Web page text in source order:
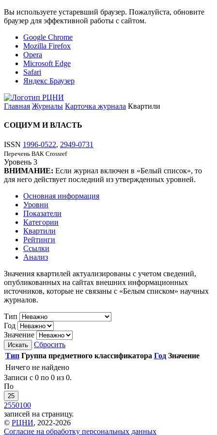
Вы используете устаревший браузер. Пожалуйста, обновите
браузер для эффективной работы с сайтом.
Google Chrome
Mozilla Firefox
Opera
Microsoft Edge
Safari
Яндекс Браузер
Главная Журналы Карточка журнала Квартили
СОЦИУМ И ВЛАСТЬ
ISSN 1996-0522, 2949-0731
Перечень ВАК Crossref
Уровень 3
ВНИМАНИЕ: Если журнал включен в «Белый список», то
для него действует последний из утвержденных уровней.
Основная информация
Уровни
Показатели
Категории
Квартили
Рейтинги
Ссылки
Анализ
Значения квартилей актуализированы с учетом сведений,
опубликованных на сайтах внешних информационных
источников, которые не связаны с «Белым списком» научных
журналов.
Тип
Год
Значение
Искать
Сбросить
Тип Группа предметного классификатора Год Значение
Ничего не найдено
Записи с 0 по 0 из 0.
По
25
2550100
записей на страницу.
© РЦНИ, 2022-2026
Согласие на обработку персональных данных